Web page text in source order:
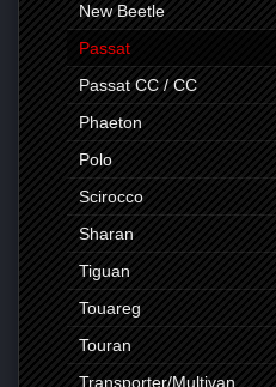
New Beetle
Passat
Passat CC / CC
Phaeton
Polo
Scirocco
Sharan
Tiguan
Touareg
Touran
Transporter/Multivan